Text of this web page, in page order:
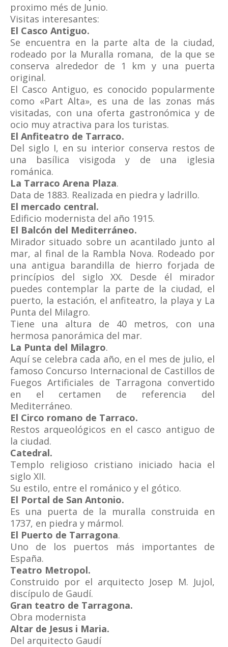
proximo més de Junio.
Visitas interesantes:
El Casco Antiguo.
Se encuentra en la parte alta de la ciudad,
rodeado por la Muralla romana, de la que se
conserva alrededor de 1 km y una puerta
original.
El Casco Antiguo, es conocido popularmente
como «Part Alta», es una de las zonas más
visitadas, con una oferta gastronómica y de
ocio muy atractiva para los turistas.
El Anfiteatro de Tarraco.
Del siglo I, en su interior conserva restos de
una basílica visigoda y de una iglesia
románica.
La Tarraco Arena Plaza.
Data de 1883. Realizada en piedra y ladrillo.
El mercado central.
Edificio modernista del año 1915.
El Balcón del Mediterráneo.
Mirador situado sobre un acantilado junto al
mar, al final de la Rambla Nova. Rodeado por
una antigua barandilla de hierro forjada de
princípios del siglo XX. Desde él mirador
puedes contemplar la parte de la ciudad, el
puerto, la estación, el anfiteatro, la playa y La
Punta del Milagro.
Tiene una altura de 40 metros, con una
hermosa panorámica del mar.
La Punta del Milagro.
Aquí se celebra cada año, en el mes de julio, el
famoso Concurso Internacional de Castillos de
Fuegos Artificiales de Tarragona convertido
en el certamen de referencia del
Mediterráneo.
El Circo romano de Tarraco.
Restos arqueológicos en el casco antiguo de
la ciudad.
Catedral.
Templo religioso cristiano iniciado hacia el
siglo XII.
Su estilo, entre el románico y el gótico.
El Portal de San Antonio.
Es una puerta de la muralla construida en
1737, en piedra y mármol.
El Puerto de Tarragona.
Uno de los puertos más importantes de
España.
Teatro Metropol.
Construido por el arquitecto Josep M. Jujol,
discípulo de Gaudí.
Gran teatro de Tarragona.
Obra modernista
Altar de Jesus i Maria.
Del arquitecto Gaudí